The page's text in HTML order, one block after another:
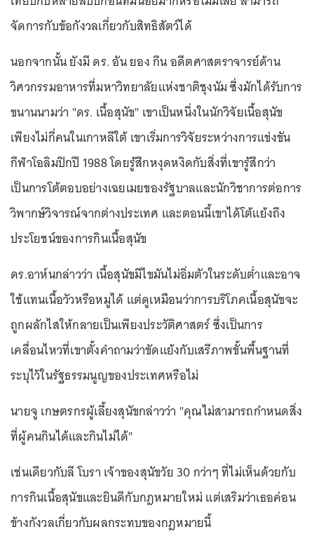
จัดการกับข้อกังวลเกี่ยวกับสิทธิสัตว์ได้
นอกจากนั้น ยังมี ดร. อัน ยอง กึน อดีตศาสตราจารย์ด้าน
วิศวกรรมอาหารที่มหาวิทยาลัยแห่งชาติชุงนัม ซึ่งมักได้รับการ
ขนานนามว่า "ดร. เนื้อสุนัข" เขาเป็นหนึ่งในนักวิจัยเนื้อสุนัข
เพียงไม่กี่คนในเกาหลีใต้ เขาเริ่มการวิจัยระหว่างการแข่งขัน
กีฬาโอลิมปิกปี 1988 โดยรู้สึกหงุดหงิดกับสิ่งที่เขารู้สึกว่า
เป็นการโต้ตอบอย่างเฉยเมยของรัฐบาลและนักวิชาการต่อการ
วิพากษ์วิจารณ์จากต่างประเทศ และตอนนี้เขาได้โต้แย้งถึง
ประโยชน์ของการกินเนื้อสุนัข
ดร.อาห์นกล่าวว่า เนื้อสุนัขมีไขมันไม่อิ่มตัวในระดับต่ำและอาจ
ใช้แทนเนื้อวัวหรือหมูได้ แต่ดูเหมือนว่าการบริโภคเนื้อสุนัขจะ
ถูกผลักไสให้กลายเป็นเพียงประวัติศาสตร์ ซึ่งเป็นการ
เคลื่อนไหวที่เขาตั้งคำถามว่าขัดแย้งกับเสรีภาพขั้นพื้นฐานที่
ระบุไว้ในรัฐธรรมนูญของประเทศหรือไม่
นายจู เกษตรกรผู้เลี้ยงสุนัขกล่าวว่า "คุณไม่สามารถกำหนดสิ่ง
ที่ผู้คนกินได้และกินไม่ได้"
เช่นเดียวกับลี โบรา เจ้าของสุนัขวัย 30 กว่าๆ ที่ไม่เห็นด้วยกับ
การกินเนื้อสุนัขและยินดีกับกฎหมายใหม่ แต่เสริมว่าเธอค่อน
ข้างกังวลเกี่ยวกับผลกระทบของกฎหมายนี้